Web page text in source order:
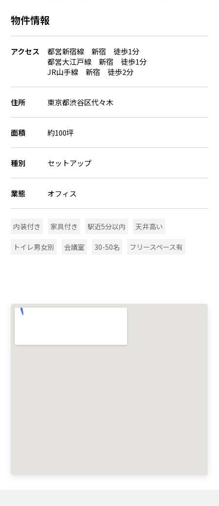
物件情報
アクセス
都営新宿線 新宿 徒歩1分
都営大江戸線 新宿 徒歩1分
JR山手線 新宿 徒歩2分
住所 東京都渋谷区代々木
面積 約100坪
種別 セットアップ
業態 オフィス
内装付き 家具付き 駅近5分以内 天井高い
トイレ男女別 会議室 30-50名 フリースペース有